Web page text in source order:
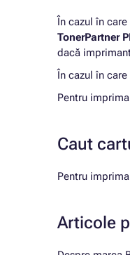
În cazul în
TonerPartner
dacă
În cazul în
Pentru
Caut
Pentru
Articole